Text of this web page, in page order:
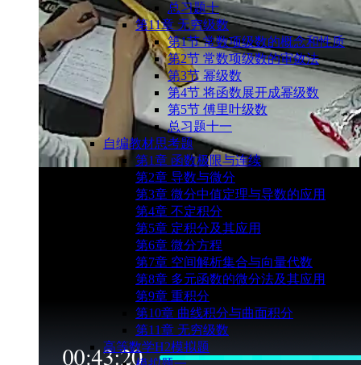
总习题十
第11章 无穷级数
第1节 常数项级数的概念和性质
第2节 常数项级数的审敛法
第3节 幂级数
第4节 将函数展开成幂级数
第5节 傅⾥叶级数
总习题十一
自编教材思考题
第1章 函数极限与连续
第2章 导数与微分
第3章 微分中值定理与导数的应用
第4章 不定积分
第5章 定积分及其应用
第6章 微分方程
第7章 空间解析集合与向量代数
第8章 多元函数的微分法及其应用
第9章 重积分
第10章 曲线积分与曲面积分
第11章 无穷级数
高等数学H2模拟题